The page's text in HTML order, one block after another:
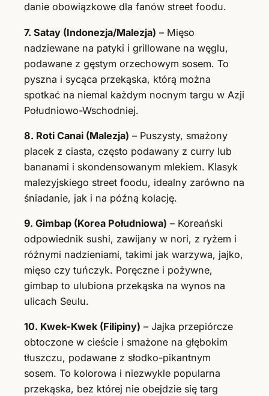
danie obowiązkowe dla fanów street foodu.
7. Satay (Indonezja/Malezja) – Mięso
nadziewane na patyki i grillowane na węglu,
podawane z gęstym orzechowym sosem. To
pyszna i sycąca przekąska, którą można
spotkać na niemal każdym nocnym targu w Azji
Południowo-Wschodniej.
8. Roti Canai (Malezja) – Puszysty, smażony
placek z ciasta, często podawany z curry lub
bananami i skondensowanym mlekiem. Klasyk
malezyjskiego street foodu, idealny zarówno na
śniadanie, jak i na późną kolację.
9. Gimbap (Korea Południowa) – Koreański
odpowiednik sushi, zawijany w nori, z ryżem i
różnymi nadzieniami, takimi jak warzywa, jajko,
mięso czy tuńczyk. Poręczne i pożywne,
gimbap to ulubiona przekąska na wynos na
ulicach Seulu.
10. Kwek-Kwek (Filipiny) – Jajka przepiórcze
obtoczone w cieście i smażone na głębokim
tłuszczu, podawane z słodko-pikantnym
sosem. To kolorowa i niezwykle popularna
przekąska, bez której nie obejdzie się targ